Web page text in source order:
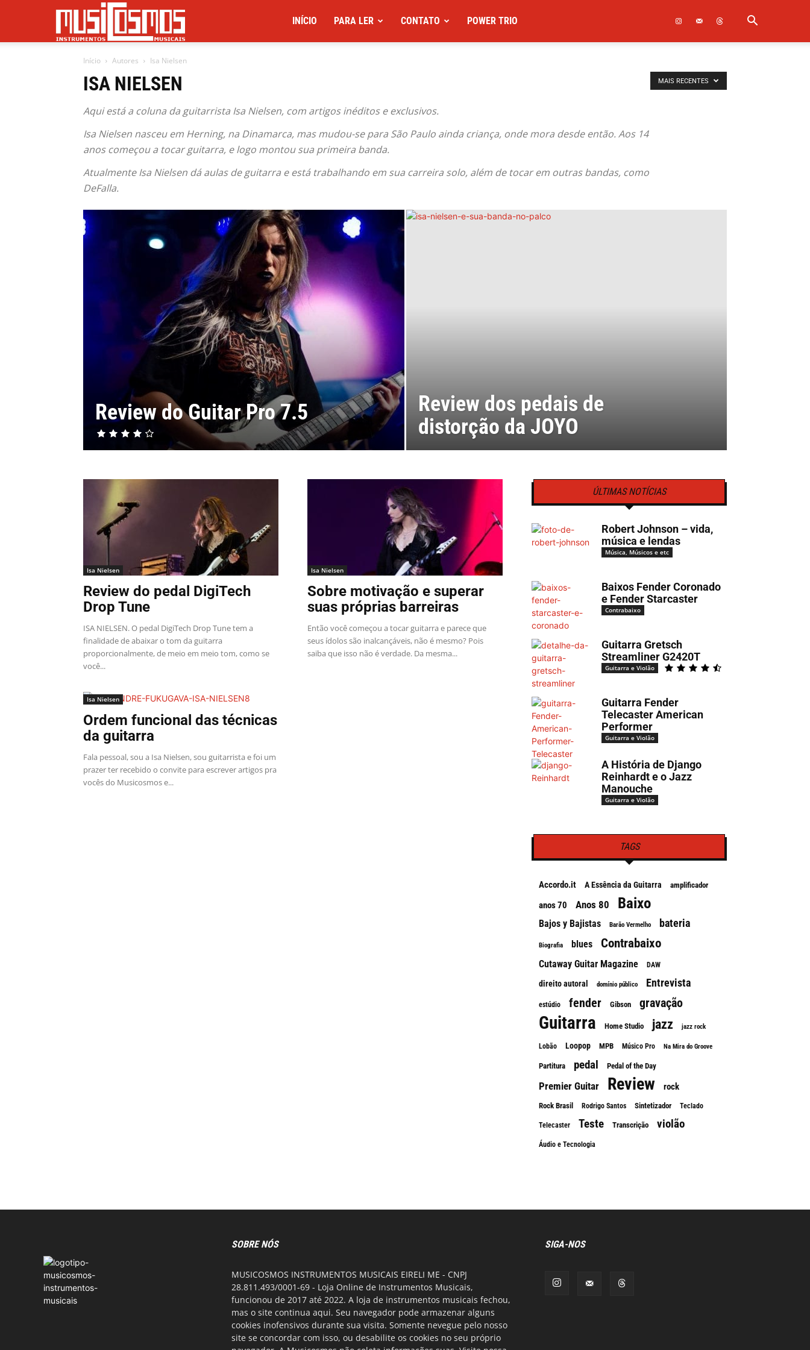
Musicosmos INÍCIO PARA LER CONTATO POWER TRIO
Início Autores Isa Nielsen
ISA NIELSEN
Aqui está a coluna da guitarrista Isa Nielsen, com artigos inéditos e exclusivos.
Isa Nielsen nasceu em Herning, na Dinamarca, mas mudou-se para São Paulo ainda criança, onde mora desde então. Aos 14
anos começou a tocar guitarra, e logo montou sua primeira banda.
Atualmente Isa Nielsen dá aulas de guitarra e está trabalhando em sua carreira solo, além de tocar em outras bandas, como
DeFalla.
MAIS RECENTES
Review do Guitar Pro 7.5
Review dos pedais de
distorção da JOYO
Isa Nielsen
Review do pedal DigiTech
Drop Tune
ISA NIELSEN. O pedal DigiTech Drop Tune tem a
finalidade de abaixar o tom da guitarra
proporcionalmente, de meio em meio tom, como se
você...
Isa Nielsen
Sobre motivação e superar
suas próprias barreiras
Então você começou a tocar guitarra e parece que
seus ídolos são inalcançáveis, não é mesmo? Pois
saiba que isso não é verdade. Da mesma...
Isa Nielsen
Ordem funcional das técnicas
da guitarra
Fala pessoal, sou a Isa Nielsen, sou guitarrista e foi um
prazer ter recebido o convite para escrever artigos pra
vocês do Musicosmos e...
ÚLTIMAS NOTÍCIAS
Robert Johnson – vida,
música e lendas
Música, Músicos e etc
Baixos Fender Coronado
e Fender Starcaster
Contrabaixo
Guitarra Gretsch
Streamliner G2420T
Guitarra e Violão
Guitarra Fender
Telecaster American
Performer
Guitarra e Violão
A História de Django
Reinhardt e o Jazz
Manouche
Guitarra e Violão
TAGS
Accordo.it A Essência da Guitarra amplificador
anos 70 Anos 80 Baixo
Bajos y Bajistas Barão Vermelho bateria
Biografia blues Contrabaixo
Cutaway Guitar Magazine DAW
direito autoral domínio público Entrevista
estúdio fender Gibson gravação
Guitarra Home Studio jazz jazz rock
Lobão Loopop MPB Músico Pro Na Mira do Groove
Partitura pedal Pedal of the Day
Premier Guitar Review rock
Rock Brasil Rodrigo Santos Sintetizador Teclado
Telecaster Teste Transcrição violão
Áudio e Tecnologia
SOBRE NÓS
MUSICOSMOS INSTRUMENTOS MUSICAIS EIRELI ME - CNPJ
28.811.493/0001-69 - Loja Online de Instrumentos Musicais,
funcionou de 2017 até 2022. A loja de instrumentos musicais fechou,
mas o site continua aqui. Seu navegador pode armazenar alguns
cookies inofensivos durante sua visita. Somente nevegue pelo nosso
site se concordar com isso, ou desabilite os cookies no seu próprio
SIGA-NOS